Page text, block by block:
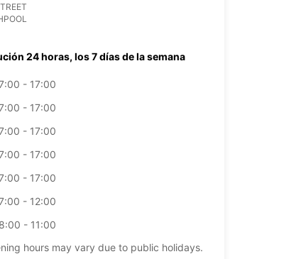
24 horas, los 7 días de la semana
- 17:00
- 17:00
- 17:00
- 17:00
- 17:00
- 12:00
- 11:00
hours may vary due to public holidays.